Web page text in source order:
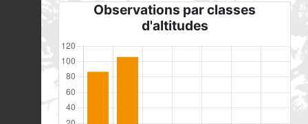
Observations par classes
d'altitudes